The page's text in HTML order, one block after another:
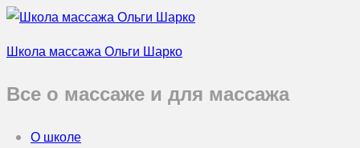
Школа массажа Ольги Шарко
Все о массаже и для массажа
О школе